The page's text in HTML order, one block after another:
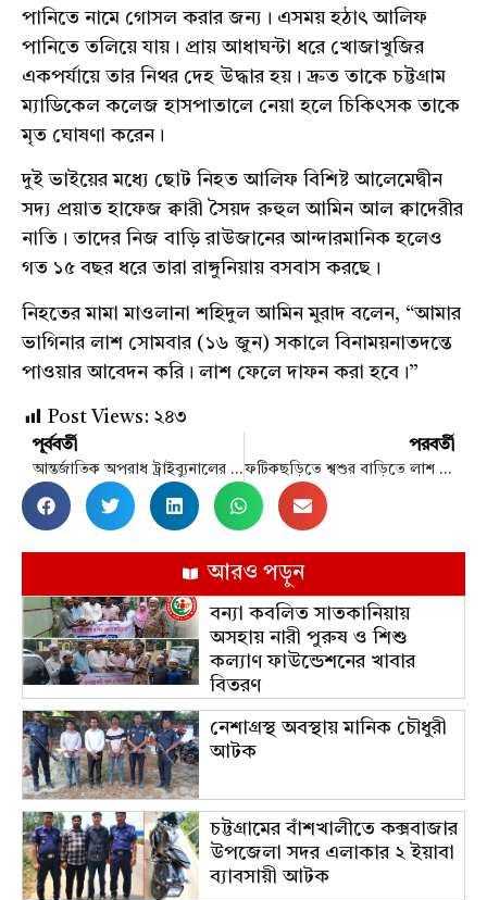
পানিতে নামে গোসল করার জন্য। এসময় হঠাৎ আলিফ
পানিতে তলিয়ে যায়। প্রায় আধাঘন্টা ধরে খোজাখুজির
একপর্যায়ে তার নিথর দেহ উদ্ধার হয়। দ্রুত তাকে চট্টগ্রাম
ম্যাডিকেল কলেজ হাসপাতালে নেয়া হলে চিকিৎসক তাকে
মৃত ঘোষণা করেন।
দুই ভাইয়ের মধ্যে ছোট নিহত আলিফ বিশিষ্ট আলেমেদ্বীন
সদ্য প্রয়াত হাফেজ ক্বারী সৈয়দ রুহুল আমিন আল ক্বাদেরীর
নাতি। তাদের নিজ বাড়ি রাউজানের আন্দারমানিক হলেও
গত ১৫ বছর ধরে তারা রাঙ্গুনিয়ায় বসবাস করছে।
নিহতের মামা মাওলানা শহিদুল আমিন মুরাদ বলেন, “আমার
ভাগিনার লাশ সোমবার (১৬ জুন) সকালে বিনাময়নাতদন্তে
পাওয়ার আবেদন করি। লাশ ফেলে দাফন করা হবে।”
Post Views: ২৪৩
পূর্ববর্তী
আন্তর্জাতিক অপরাধ ট্রাইব্যুনালের সামনে ককটেল বিস্ফোরণ
পরবর্তী
ফটিকছড়িতে শ্বশুর বাড়িতে লাশ হলো গৃহবধূ
আরও পড়ুন
বন্যা কবলিত সাতকানিয়ায়
অসহায় নারী পুরুষ ও শিশু
কল্যাণ ফাউন্ডেশনের খাবার
বিতরণ
নেশাগ্রস্থ অবস্থায় মানিক চৌধুরী
আটক
চট্টগ্রামের বাঁশখালীতে কক্সবাজার
উপজেলা সদর এলাকার ২ ইয়াবা
ব্যাবসায়ী আটক